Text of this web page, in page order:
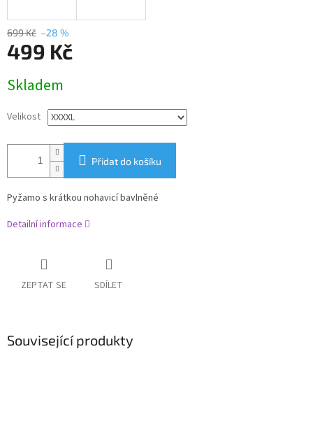
699 Kč –28 %
499 Kč
cena:
Skladem
Velikost
Přidat do košíku
Pyžamo s krátkou nohavicí bavlněné
Detailní informace
ZEPTAT SE SDÍLET
Související produkty